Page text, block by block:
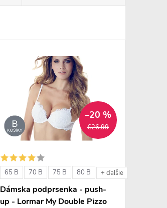
€26,99
–20 %
65 B 70 B 75 B 80 B + ďalšie
Dámska podprsenka - push-
up - Lormar My Double Pizzo